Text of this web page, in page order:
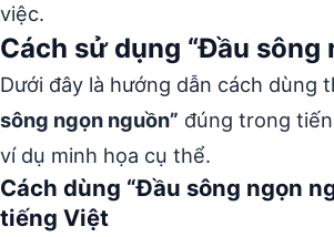
việc.
Cách sử dụng “Đầu sông
Dưới đây là hướng dẫn cách dùng
sông ngọn nguồn” đúng trong
ví dụ minh họa cụ thể.
Cách dùng “Đầu sông ngọn
tiếng Việt